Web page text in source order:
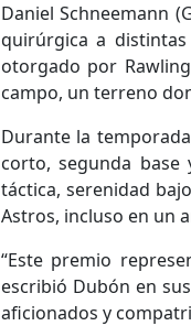
Daniel Schneemann
quirúrgica a
otorgado por
campo, un terreno
Durante la
corto, segunda
táctica, serenidad
Astros, incluso en un
“Este premio
escribió Dubón en
aficionados y